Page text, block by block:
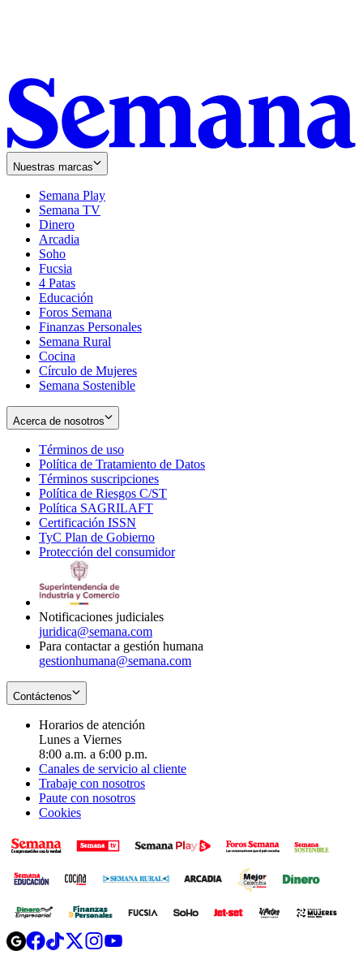
Nuestras marcas
Semana Play
Semana TV
Dinero
Arcadia
Soho
in
new
window
Fucsia
in
new
window
4 Patas
Educación
Foros Semana
Finanzas Personales
Semana Rural
Cocina
Círculo de Mujeres
Semana Sostenible
Acerca de nosotros
Términos de uso
in
new
window
Política de Tratamiento de Datos
Términos suscripciones
in
Política de Riesgos C/ST
Política SAGRILAFT
new
window
Certificación ISSN
in
new
TyC Plan de Gobierno
in
Protección del consumidorOpens
Notificaciones judiciales
juridica@semana.com
Para contactar a gestión humana
gestionhumana@semana.com
Contáctenos
Horarios de atención
Lunes a Viernes
8:00 a.m. a 6:00 p.m.
Canales de servicio al cliente
Trabaje con nosotros
Paute con nosotros
Cookies
Opens
in
Opens
in
Opens
in
Opens